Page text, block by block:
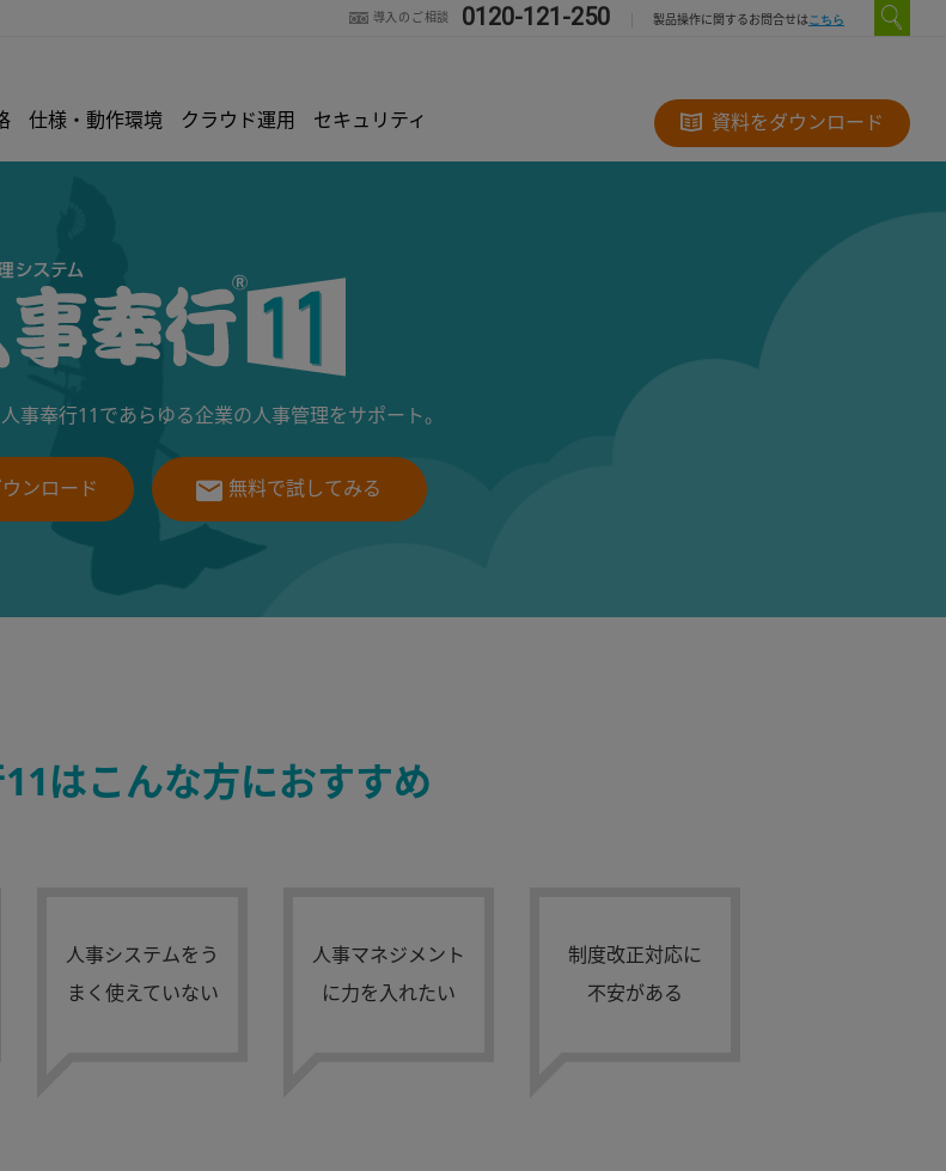
導入のご相談 0120-121-250 製品操作に関するお問合せは こちら
仕様・動作環境 クラウド運用 セキュリティ 資料をダウンロード
事奉行11であらゆる企業の人事管理をサポート。
ンロード 無料で試してみる
はこんな方におすすめ
人事システムをう
まく使えていない
人事マネジメント
に力を入れたい
制度改正対応に
不安がある